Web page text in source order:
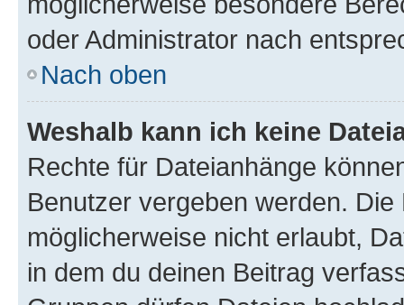
oder Administrator nach
Nach oben
Weshalb kann ich keine
Rechte für Dateianhänge
Benutzer vergeben werden.
möglicherweise nicht erlaubt,
in dem du deinen Beitrag